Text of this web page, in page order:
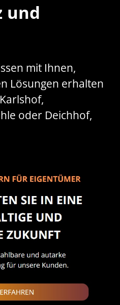
und
mit Ihnen,
Lösungen erhalten
oder Deichhof,